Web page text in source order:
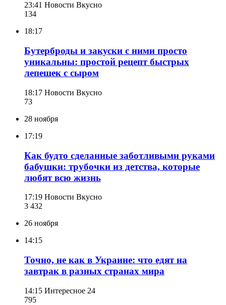
23:41 Новости Вкусно
134
18:17
Бутерброды и закуски с ними просто
уникальны: простой рецепт быстрых
лепешек с сыром
18:17 Новости Вкусно
73
28 ноября
17:19
Как будто сделанные заботливыми руками
бабушки: трубочки из детства, которые
любят всю жизнь
17:19 Новости Вкусно
3 432
26 ноября
14:15
Точно, не как в Украине: что едят на
завтрак в разных странах мира
14:15 Интересное 24
795